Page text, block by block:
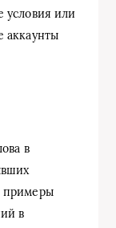
условия или
аккаунты
в
примеры
в